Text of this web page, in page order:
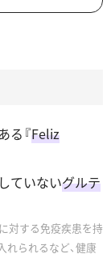
る『Feliz
ていないグルテ
対する免疫疾患を持
られるなど、健康